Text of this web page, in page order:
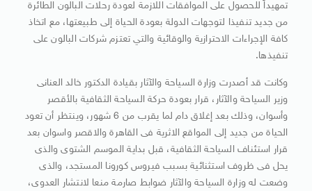
تمهيداً للحصول على الموافقات اللازمة لعودة رحلات البالون الطائرة
من جديد تنفيذا لتوجهات الدولة بعودة الحياة إلى طبيعتها، مع اتخاذ
كافة الإجراءات الاحترازية والوقائية والتي تعتزم شركات البالون على
تنفيذها.
وكانت قد أصدرت وزارة السياحة والآثار بقيادة الدكتور خالد العنانى
وزير السياحة والآثار، قرار بعودة حركة السياحة الثقافية بالأقصر
وأسوان، وذلك بعد إغلاق دام لما يقرب من 6 شهور، وينتظر أن تعود
الحياة من جديد إلى المواقع الاثرية فى القاهرة والاقصر واسوان بعد
قرار استئناف السياحة الثقافية، قبل بداية الموسم الشتوى والذى
يحل فى ظروف استثنائية بسبب فيروس كورونا المستجد، والذى
وضعت له وزارة السياحة والآثار ضوابط صارمة منعا لانتشار العدوى،